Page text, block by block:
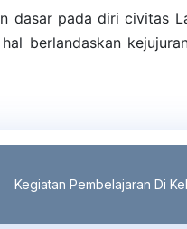
dasar pada diri civitas
berlandaskan
Kegiatan Pembelajaran Di